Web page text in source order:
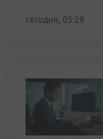
сегодня, 05:28